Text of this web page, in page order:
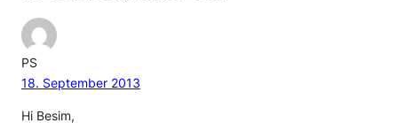
PS
18. September 2013
Hi Besim,